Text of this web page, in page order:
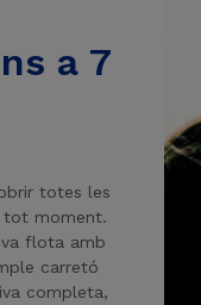
a 7
totes les
tot moment.
flota amb
carretó
completa,